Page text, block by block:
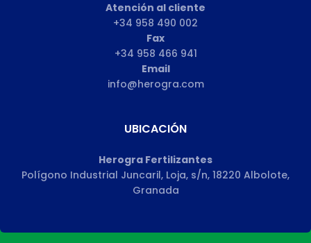
Atención al cliente
+34 958 490 002
Fax
+34 958 466 941
Email
info@herogra.com
UBICACIÓN
Herogra Fertilizantes
Polígono Industrial Juncaril, Loja, s/n, 18220 Albolote,
Granada